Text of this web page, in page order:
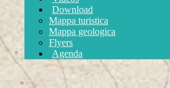
Download
Mappa turistica
Mappa geologica
Flyers
Agenda